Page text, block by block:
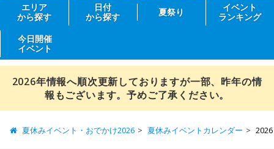
エリア
から探す
日付
から探す
夏祭り
イベント
ランキング
今日開催
イベント
2026年情報へ順次更新しておりますが一部、昨年の情
報もございます。予めご了承ください。
夏休みイベント・おでかけ2026 夏休みイベントカレンダー